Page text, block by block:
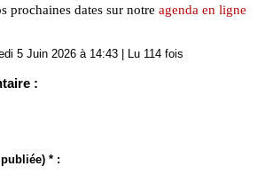
prochaines dates sur notre agenda en ligne
5 Juin 2026 à 14:43 | Lu 114 fois
:
* :